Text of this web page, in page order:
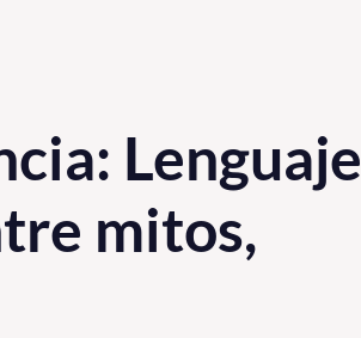
Lenguaje
mitos,